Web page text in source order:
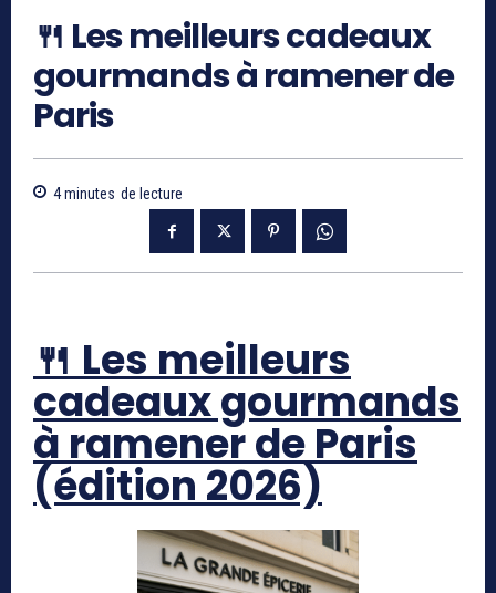
🍴 Les meilleurs cadeaux
gourmands à ramener de
Paris
4minutes de lecture
🍴 Les meilleurs
cadeaux gourmands
à ramener de Paris
(édition 2026)